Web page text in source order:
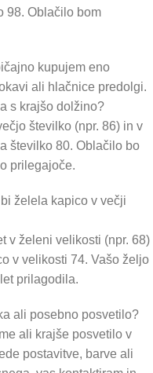
98. Oblačilo bom
kupujem eno
ali hlačnice predolgi.
s krajšo dolžino?
številko (npr. 86) in v
številko 80. Oblačilo bo
prilegajoče.
želela kapico v večji
v želeni velikosti (npr. 68)
v velikosti 74. Vašo željo
prilagodila.
ali posebno posvetilo?
ali krajše posvetilo v
postavitve, barve ali